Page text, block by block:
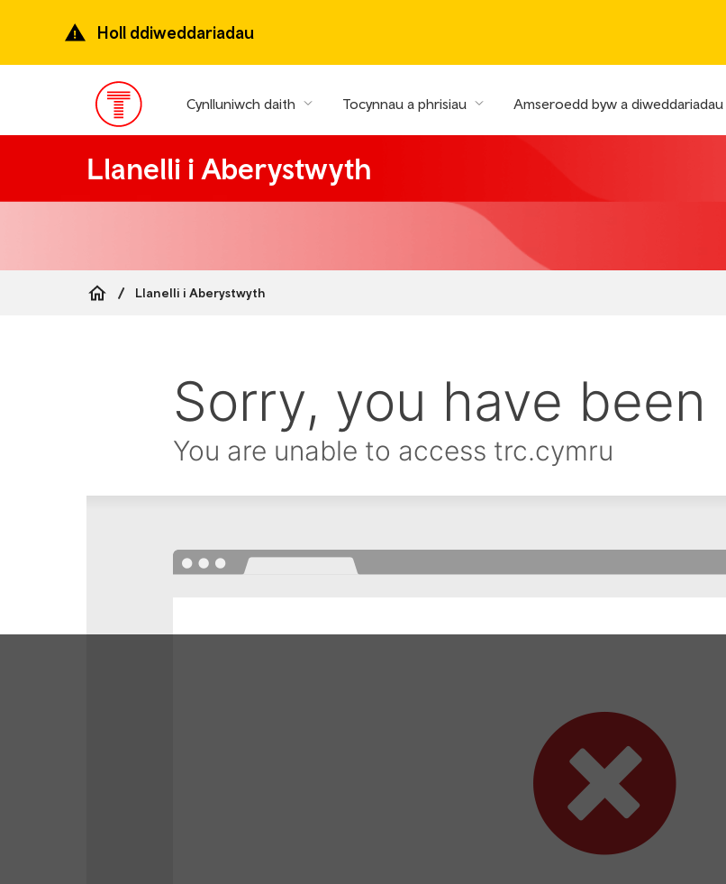
prif
Holl ddiweddariadau
Prif
ddewislen
Cynlluniwch daith Tocynnau a phrisiau Amseroedd byw a diweddariadau
Llanelli i Aberystwyth
Llanelli i Aberystwyth